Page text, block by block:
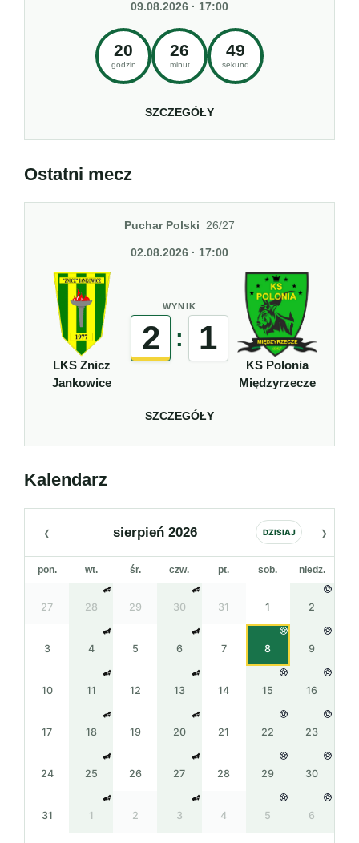
09.08.2026 · 17:00
20
godzin
26
minut
48
sekund
SZCZEGÓŁY
Ostatni mecz
Puchar Polski 26/27
02.08.2026 · 17:00
LKS Znicz
Jankowice
WYNIK
2 : 1
KS Polonia
Międzyrzecze
SZCZEGÓŁY
Kalendarz
‹ sierpień 2026 DZISIAJ ›
pon. wt. śr. czw. pt. sob. niedz.
27 28 29 30 31 1 2
3 4 5 6 7 8 9
10 11 12 13 14 15 16
17 18 19 20 21 22 23
24 25 26 27 28 29 30
31 1 2 3 4 5 6